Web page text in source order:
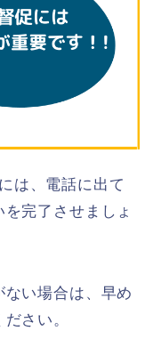
は、電話に出て
完了させましょ
い場合は、早め
ださい。